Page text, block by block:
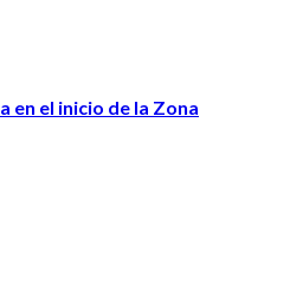
en el inicio de la Zona